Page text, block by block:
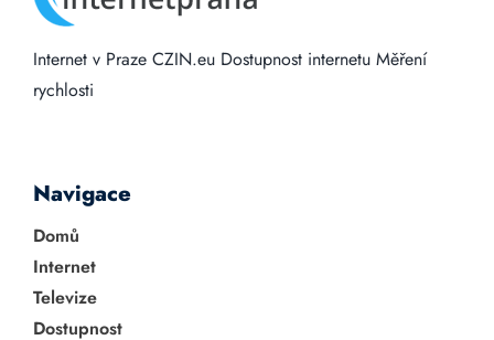
Internet v Praze CZIN.eu Dostupnost internetu Měření
rychlosti
Navigace
Domů
Internet
Televize
Dostupnost